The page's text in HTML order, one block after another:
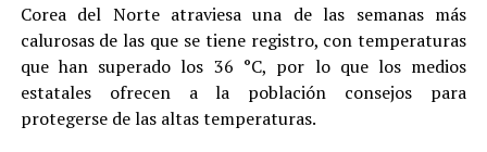
Corea del Norte atraviesa una de las semanas más
calurosas de las que se tiene registro, con temperaturas
que han superado los 36 °C, por lo que los medios
estatales ofrecen a la población consejos para
protegerse de las altas temperaturas.